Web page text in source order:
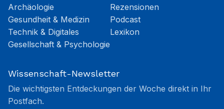
Archäologie
Gesundheit & Medizin
Technik & Digitales
Gesellschaft & Psychologie
Rezensionen
Podcast
Lexikon
Wissenschaft-Newsletter
Die wichtigsten Entdeckungen der Woche direkt in Ihr
Postfach.